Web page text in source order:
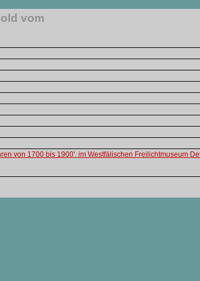
vom
von 1700 bis 1900'. im Westfälischen Freilichtmuseum